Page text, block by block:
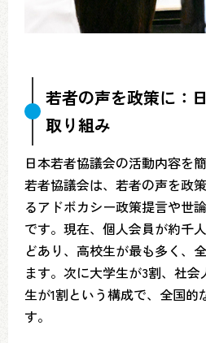
若者の声を政策に：
取り組み
日本若者協議会の活動内容を
若者協議会は、若者の声を政
るアドボカシー政策提言や世
です。現在、個人会員が約千
どあり、高校生が最も多く、
ます。次に大学生が3割、社
生が1割という構成で、全国的
す。